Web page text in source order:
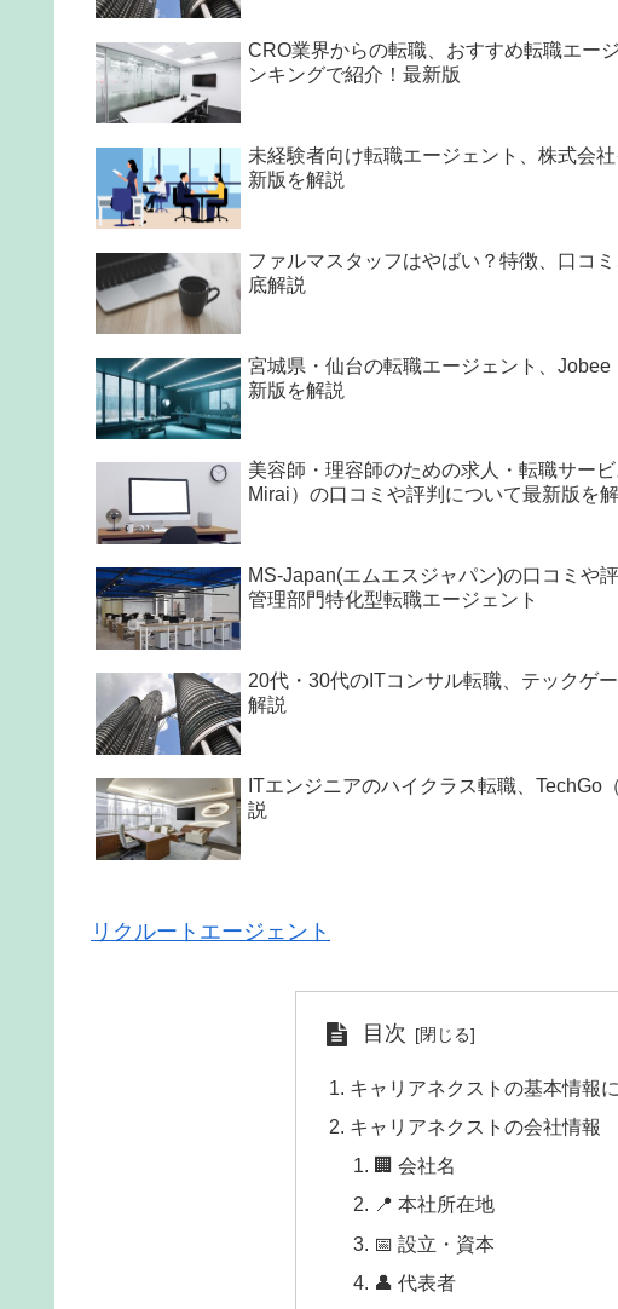
CRO業界からの転職、おすすめ転職エー
ンキングで紹介！最新版
未経験者向け転職エージェント、株式会
新版を解説
ファルマスタッフはやばい？特徴、口コ
底解説
宮城県・仙台の転職エージェント、
新版を解説
美容師・理容師のための求人・転職サー
Mirai）の口コミや評判について最新版を
MS-Japan(エムエスジャパン)の口コミや
管理部門特化型転職エージェント
20代・30代のITコンサル転職、テックゲ
解説
ITエンジニアのハイクラス転職、
説
リクルートエージェント
目次
キャリアネクストの基本情報
キャリアネクストの会社情報
🏢 会社名
📍 本社所在地
📅 設立・資本
👤 代表者